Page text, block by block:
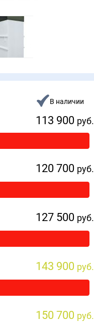
В наличии
113 900 руб.
120 700 руб.
127 500 руб.
143 900 руб.
150 700 руб.